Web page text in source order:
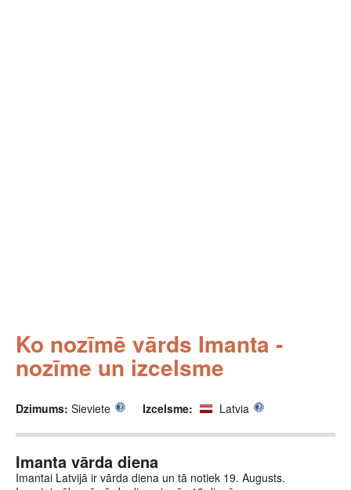
Ko nozīmē vārds Imanta -
nozīme un izcelsme
Dzimums: Sieviete Izcelsme: Latvia
Imanta vārda diena
Imantai Latvijā ir vārda diena un tā notiek 19. Augusts.